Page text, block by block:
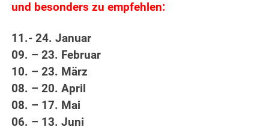
und besonders zu empfehlen:
11.- 24. Januar
09. – 23. Februar
10. – 23. März
08. – 20. April
08. – 17. Mai
06. – 13. Juni